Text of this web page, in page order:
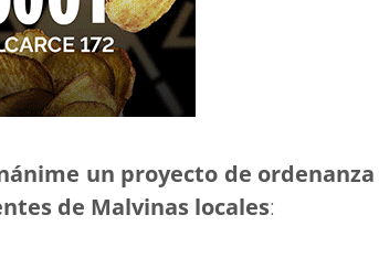
un proyecto de
de Malvinas locales: